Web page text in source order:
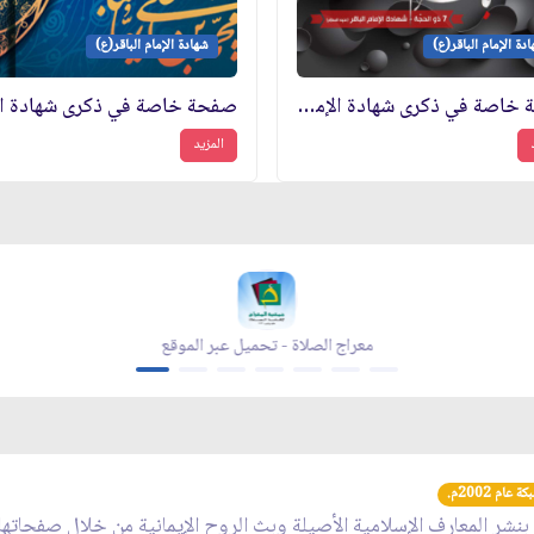
الإمام الباقر(ع)
صفحة خاصة في ذكرى شهادة الإمام الباقر(ع)
شهادة الإمام الباقر(ع)
المزيد
معراج الصلاة - تحميل عبر الموقع
2002م.